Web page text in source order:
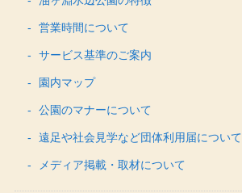
営業時間について
サービス基準のご案内
園内マップ
公園のマナーについて
遠足や社会見学など団体利用届について
メディア掲載・取材について